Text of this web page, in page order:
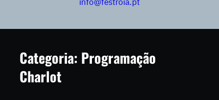
Categoria: Programação
Charlot